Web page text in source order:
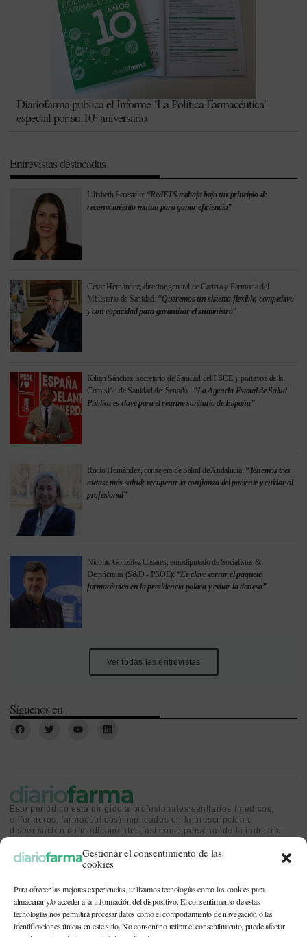
Gestionar el consentimiento de las
cookies
Para ofrecer las mejores experiencias, utilizamos tecnologías como las cookies para
almacenar y/o acceder a la información del dispositivo. El consentimiento de estas
tecnologías nos permitirá procesar datos como el comportamiento de navegación o las
identificaciones únicas en este sitio. No consentir o retirar el consentimiento, puede afectar
Diariofarma publica el Informe ‘La Política Farmacéutica’
especial por su 10º aniversario
Entrevistas destacadas
Lilisbeth Perestelo: “RedETS trabaja bajo un principio de
reconocimiento mutuo para ganar eficiencia”
César Hernández, director general de Cartera y Farmacia del
Ministerio de Sanidad: “Queremos un sistema flexible, competitivo
y con capacidad para garantizar el suministro”
Kilian Sánchez, secretario de Sanidad del PSOE y portavoz de la
Comisión de Sanidad del Senado.: “La Agencia Estatal de Salud
Pública es clave para el rearme sanitario de España”
Rocío Hernández, consejera de Salud de Andalucía: “Tenemos tres
metas: más salud; recuperar la confianza del paciente y cuidar al
profesional”
Nicolás González Casares, eurodiputado de Socialistas &
Demócratas (S&D - PSOE): “Es clave cerrar el paquete
farmacéutico en la presidencia polaca y evitar la danesa”
Ver todas las entrevistas
Síguenos en
Este periódico está dirigido a profesionales sanitarios (médicos,
enfermeros, farmacéuticos) implicados en la prescripción o
dispensación de medicamentos, así como personal de la industria
sanitaria.
CONTACTO Y QUIÉNES SOMOS|POLÍTICA DE COOKIES|POLÍTICA DE